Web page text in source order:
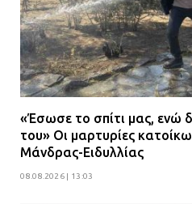
«Έσωσε το σπίτι μας, ενώ
του» Οι μαρτυρίες
Μάνδρας-Ειδυλλίας
08.08.2026 | 13:03